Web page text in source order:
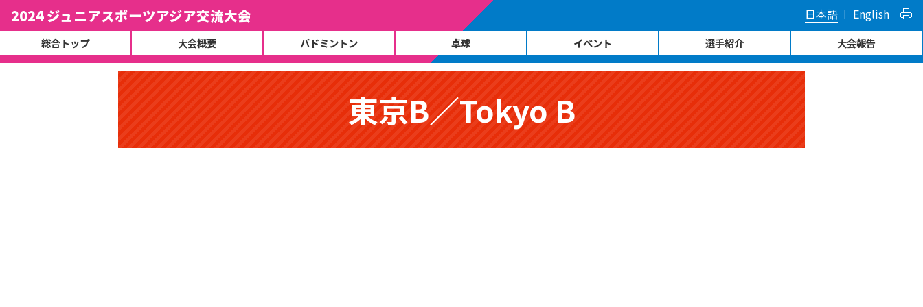
2024 ジュニアスポーツアジア交流大会 日本語 English
総合トップ 大会概要 バドミントン 卓球 イベント 選手紹介 大会報告
東京B／Tokyo B